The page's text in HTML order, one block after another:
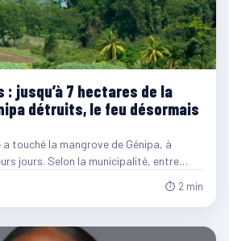
: jusqu’à 7 hectares de la
détruits, le feu désormais
touché la mangrove de Génipa, à
jours. Selon la municipalité, entre…
⏱ 2 min